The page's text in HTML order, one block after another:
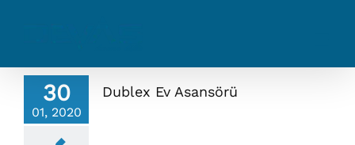
30
01, 2020
Dublex Ev Asansörü